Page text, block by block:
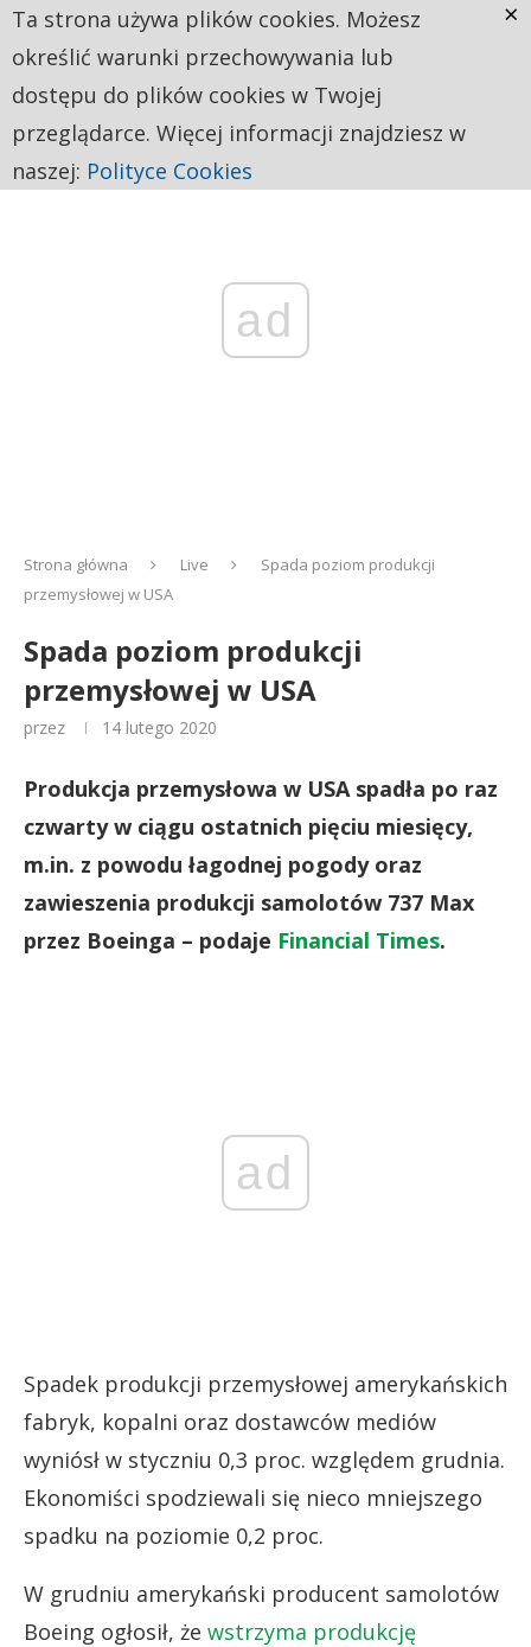
ad
Strona główna Live
Spada poziom produkcji
przemysłowej w USA
Spada poziom produkcji
przemysłowej w USA
przez 14 lutego 2020
Produkcja przemysłowa w USA spadła po raz
czwarty w ciągu ostatnich pięciu miesięcy,
m.in. z powodu łagodnej pogody oraz
zawieszenia produkcji samolotów 737 Max
przez Boeinga – podaje Financial Times.
ad
Spadek produkcji przemysłowej amerykańskich
fabryk, kopalni oraz dostawców mediów
wyniósł w styczniu 0,3 proc. względem grudnia.
Ekonomiści spodziewali się nieco mniejszego
spadku na poziomie 0,2 proc.
W grudniu amerykański producent samolotów
Boeing ogłosił, że wstrzyma produkcję
Ta strona używa plików cookies. Możesz
określić warunki przechowywania lub
dostępu do plików cookies w Twojej
przeglądarce. Więcej informacji znajdziesz w
naszej: Polityce Cookies
×